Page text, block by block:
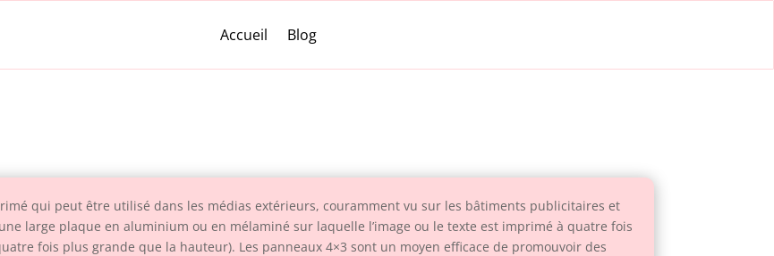
Accueil Blog
qui peut être utilisé dans les médias extérieurs, couramment vu sur les bâtiments publicitaires et
large plaque en aluminium ou en mélaminé sur laquelle l’image ou le texte est imprimé à quatre fois
fois plus grande que la hauteur). Les panneaux 4×3 sont un moyen efficace de promouvoir des